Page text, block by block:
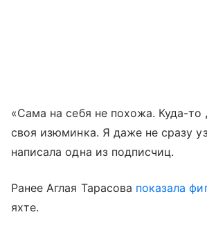
«Сама на себя не похожа. Куда-то
своя изюминка. Я даже не сразу
написала одна из подписчиц.
Ранее Аглая Тарасова показала
яхте.